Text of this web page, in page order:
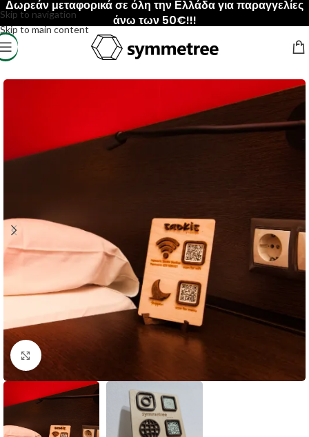
Skip to navigation
Skip to main content
Δωρεάν μεταφορικά σε όλη την Ελλάδα για παραγγελίες
άνω των 50€!!!
Αρχική σελίδα Επαγγελματικά
Κλικ για μεγέθυνση